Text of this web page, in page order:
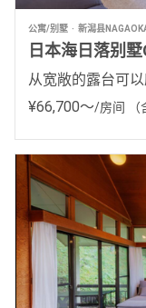
公寓/别墅 新潟县
日本海日落别
从宽敞的露台可
¥66,700〜/房间 （